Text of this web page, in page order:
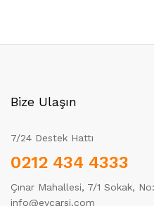
Bize Ulaşın
7/24 Destek Hattı
0212 434 4333
Çınar Mahallesi, 7/1 Sokak,
info@evcarsi.com